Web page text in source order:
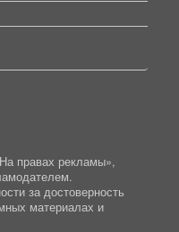
правах рекламы»,
за достоверность
материалах и